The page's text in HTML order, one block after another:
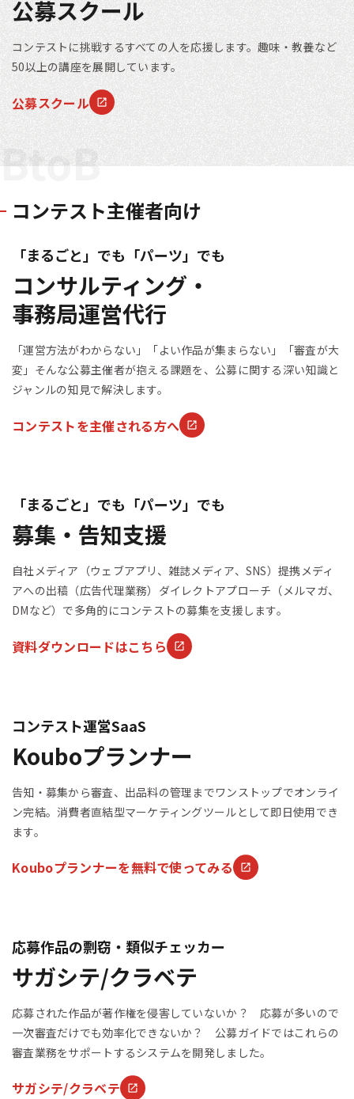
公募スクール
コンテストに挑戦するすべての人を応援します。趣味・教養など
50以上の講座を展開しています。
公募スクール
BtoB
コンテスト主催者向け
「まるごと」でも「パーツ」でも
コンサルティング・
事務局運営代行
「運営方法がわからない」「よい作品が集まらない」「審査が大
変」そんな公募主催者が抱える課題を、公募に関する深い知識と
ジャンルの知見で解決します。
コンテストを主催される方へ
「まるごと」でも「パーツ」でも
募集・告知支援
自社メディア（ウェブアプリ、雑誌メディア、SNS）提携メディ
アへの出稿（広告代理業務）ダイレクトアプローチ（メルマガ、
DMなど）で多角的にコンテストの募集を支援します。
資料ダウンロードはこちら
コンテスト運営SaaS
Kouboプランナー
告知・募集から審査、出品料の管理までワンストップでオンライ
ン完結。消費者直結型マーケティングツールとして即日使用でき
ます。
Kouboプランナーを無料で使ってみる
応募作品の剽窃・類似チェッカー
サガシテ/クラベテ
応募された作品が著作権を侵害していないか？ 応募が多いので
一次審査だけでも効率化できないか？ 公募ガイドではこれらの
審査業務をサポートするシステムを開発しました。
サガシテ/クラベテ